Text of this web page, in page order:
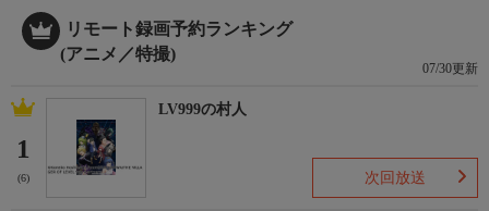
【音響制作】ダックスプロダクション
【アニメーションプロデューサー】小沢十光
【アニメーション制作】ブレインズ・ベース
【オープニングテーマ】angela「最最最高級のお世話して」
【エンディングテーマ】前島亜美「完璧じゃないわたし」
番組概要
だれもが憧れる“完璧なお嬢様"此花雛子。日本随一の財閥の令嬢
リモート録画予約ランキング
(アニメ／特撮)
07/30更新
1
(6)
LV999の村人
次回放送